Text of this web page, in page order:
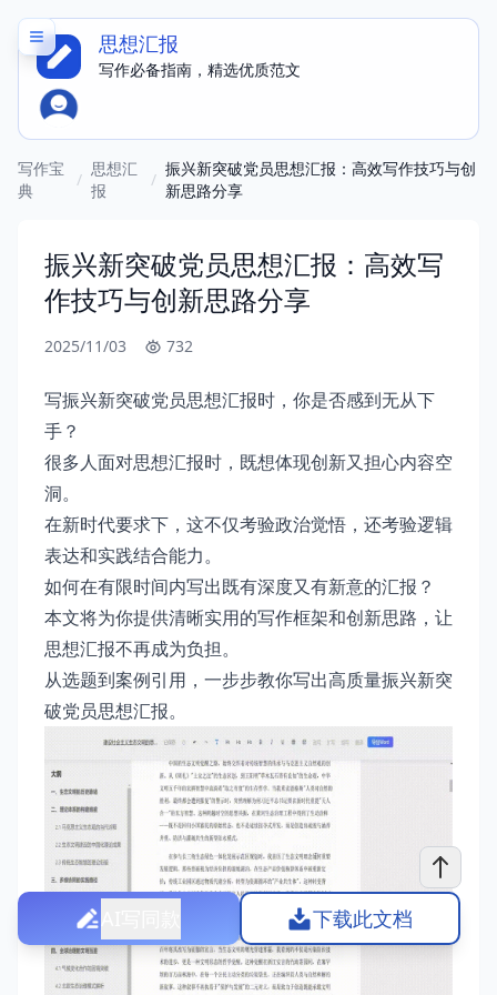
思想汇报
写作必备指南，精选优质范文
写作宝
典
/
思想汇
报
/
振兴新突破党员思想汇报：高效写作技巧与创
新思路分享
振兴新突破党员思想汇报：高效写
作技巧与创新思路分享
2025/11/03 732
写振兴新突破党员思想汇报时，你是否感到无从下
手？
很多人面对思想汇报时，既想体现创新又担心内容空
洞。
在新时代要求下，这不仅考验政治觉悟，还考验逻辑
表达和实践结合能力。
如何在有限时间内写出既有深度又有新意的汇报？
本文将为你提供清晰实用的写作框架和创新思路，让
思想汇报不再成为负担。
从选题到案例引用，一步步教你写出高质量振兴新突
破党员思想汇报。
下载此文档